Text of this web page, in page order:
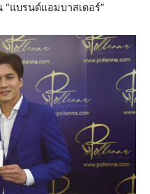
แบรนด์แอมบาสเดอร์”